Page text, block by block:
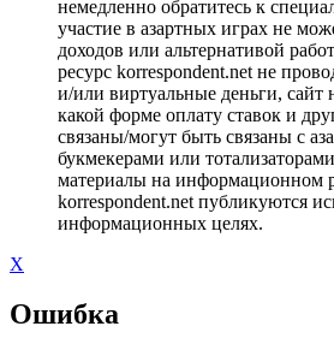
немедленно обратитесь к
участие в азартных играх не
доходов или альтернативой
ресурс korrespondent.net не
и/или виртуальные деньги, сайт
какой форме оплату ставок и
связаны/могут быть связаны с
букмекерами или
материалы на информационном
korrespondent.net публикуются
информационных целях.
X
Ошибка